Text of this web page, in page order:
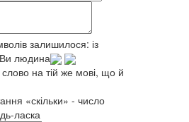
залишилося: із
Ви людина
слово на тій же мові, що й
«скільки» - число
ласка